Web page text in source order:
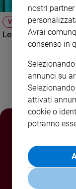
Policy
Contatti
Pubblicità
Registrati
Redazione
VIDEO
Le spiagge
nostri
Avrai
consenso in
annunci su
attivati
cookie o
potranno